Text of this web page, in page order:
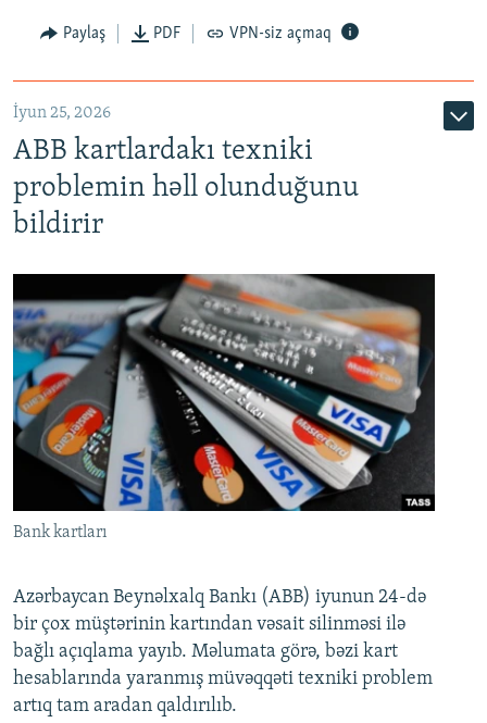
Auto 240p 360p 480p
720p 1080p
Paylaş PDF VPN-siz açmaq
İyun 25, 2026
ABB kartlardakı texniki
problemin həll olunduğunu
bildirir
Bank kartları
Azərbaycan Beynəlxalq Bankı (ABB) iyunun 24-də
bir çox müştərinin kartından vəsait silinməsi ilə
bağlı açıqlama yayıb. Məlumata görə, bəzi kart
hesablarında yaranmış müvəqqəti texniki problem
artıq tam aradan qaldırılıb.